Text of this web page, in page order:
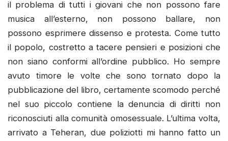
il problema di tutti i giovani che non possono fare
musica all’esterno, non possono ballare, non
possono esprimere dissenso e protesta. Come tutto
il popolo, costretto a tacere pensieri e posizioni che
non siano conformi all’ordine pubblico. Ho sempre
avuto timore le volte che sono tornato dopo la
pubblicazione del libro, certamente scomodo perché
nel suo piccolo contiene la denuncia di diritti non
riconosciuti alla comunità omosessuale. L’ultima volta,
arrivato a Teheran, due poliziotti mi hanno fatto un